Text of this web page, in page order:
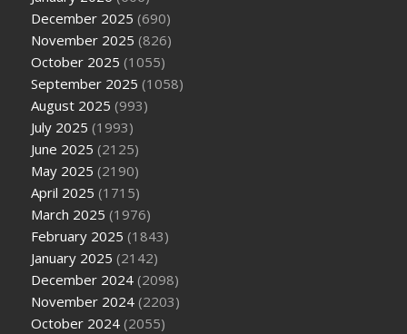
December 2025 (690)
November 2025 (826)
October 2025 (1055)
September 2025 (1058)
August 2025 (993)
July 2025 (1993)
June 2025 (2125)
May 2025 (2190)
April 2025 (1715)
March 2025 (1976)
February 2025 (1843)
January 2025 (2142)
December 2024 (2098)
November 2024 (2203)
October 2024 (2055)